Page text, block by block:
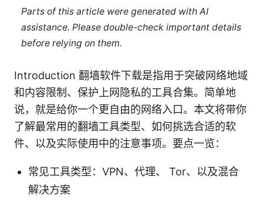
Parts of this article were generated with AI
assistance. Please double-check important details
before relying on them.
Introduction 翻墙软件下载是指用于突破网络地域
和内容限制、保护上网隐私的工具合集。简单地
说，就是给你一个更自由的网络入口。本文将带你
了解最常用的翻墙工具类型、如何挑选合适的软
件、以及实际使用中的注意事项。要点一览：
常见工具类型：VPN、代理、 Tor、以及混合
解决方案